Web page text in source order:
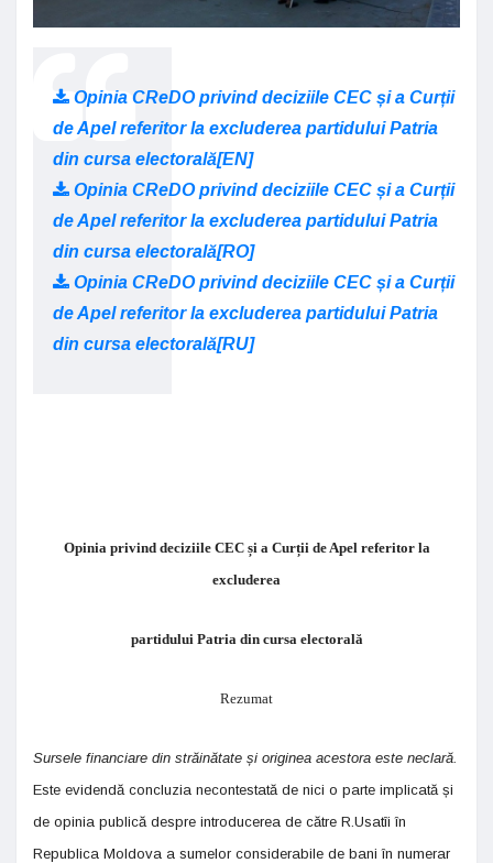
Opinia CReDO privind deciziile CEC și a Curții
de Apel referitor la excluderea partidului Patria
din cursa electorală[EN]
Opinia CReDO privind deciziile CEC și a Curții
de Apel referitor la excluderea partidului Patria
din cursa electorală[RO]
Opinia CReDO privind deciziile CEC și a Curții
de Apel referitor la excluderea partidului Patria
din cursa electorală[RU]
Opinia privind deciziile CEC și a Curții de Apel referitor la
excluderea
partidului Patria din cursa electorală
Rezumat
Sursele financiare din străinătate și originea acestora este neclară.
Este evidendă concluzia necontestată de nici o parte implicată și
de opinia publică despre introducerea de către R.Usatîi în
Republica Moldova a sumelor considerabile de bani în numerar